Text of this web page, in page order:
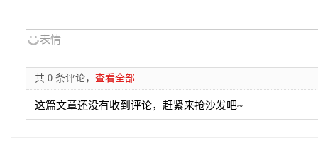
表情
共 0 条评论， 查看全部
这篇文章还没有收到评论，赶紧来抢沙发吧~